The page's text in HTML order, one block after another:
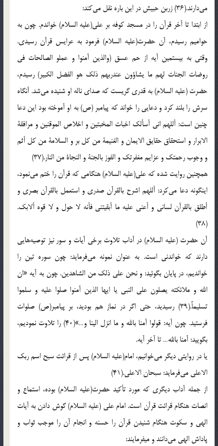
مي‌دارند.(36) زربن‌ حبيش‌ در اين‌ باره‌ نقل‌ مي‌كند:
از ابتدا تا آخر قرآن‌ را در مسجد كوفه‌ بر علي‌(علیه السلام) خواندم‌. چون‌ به‌
حواميم‌ رسيدم‌، آن‌ حضرت‌(علیه السلام) فرمود به‌ عرايس‌ قرآن‌ رسيدي‌.
وقتي‌ به‌ بيستمين‌ آيه‌ از حم‌ عسق‌ (والذين‌ آمنوا و عملو الصالحات‌ في‌
روضات‌ الجنات‌ لهم‌ ما يشاؤون‌ عندربهم‌ ذلك‌ هو الفضل‌ الكبير) رسيدم‌،
حضرت‌ (علیه السلام) به‌ قدري‌ گريست‌ كه‌ صداي‌ ناله‌ او شنيده‌ مي‌شد. آنگاه‌
سرش‌ را بلند كرد و دعايي‌ را خواند كه‌ پيامبر (ص‌) به‌ او آموخته‌ بود اين‌ دعا
چنين‌ است‌: أللهم‌ اني‌ أسألك‌ اخبات‌ المخبتين‌ و اخلاص‌ الموقنين‌ و مرافقة‌
الابرار و استحقاق‌ حقايق‌ الايمان‌ و الغنيمة‌ من‌ كل‌ بر و السلامة‌ من‌ كل‌ أثم‌
و وجوب‌ رحمتك‌ و عزايم‌ مغفرتك‌ و الفوز بالجنة‌ و النجاة‌ من‌ النار.(37)
همچنين‌ روايت‌ شده‌ كه‌ علي‌(علیه السلام) هنگامي‌ كه‌ قرآن‌ را ختم‌ مي‌نمود،
اينگونه‌ دعا مي‌كرد: أللهم‌ اشرح‌ بالقرآن‌ صدري‌ و استعمل‌ بالقرآن‌ بصري‌ و
أطلق‌ بالقرآن‌ لساني‌ و أعني‌ عليه‌ ما أبقيتني‌ فأنه‌ لا حول‌ و لا قوه‌ ألابك‌.
(38)
آن‌ حضرت‌ (علیه السلام) در آداب‌ تلاوت‌ برخي‌ آيات‌ و سور نيز توصيه‌هايي‌
دارند كه‌ خواندني‌ است‌. به‌ عنوان‌ نمونه‌ مي‌فرمايد: چون‌ سوره‌ تين‌ را
خوانديم‌، در پايان‌ بگوئيد: و نحن‌ علي‌ ذلك‌ من‌ الشاهدين‌. چون‌ به‌ آيه‌ «ان‌
الله‌ و ملائكته‌ يصلون‌ علي‌ النبي‌ يا ايها الذين‌ آمنوا صلوا عليه‌ و سلموا
تسليماً.(39) رسيديد، حتي‌ اگر در نماز هم‌ بوديد، بر پيامبر(ص‌) صلوات‌
فرستيد. چون‌ آيه‌: قولوا آمنا بالله‌ و ما انزل‌ الينا و…»(40) را تلاوت‌ نموديم‌،
بگوييد: آمنا بالله‌… تا آخر آيه‌.
يا در روايتي‌ ديگر مي‌خوانيم‌، امام‌(علیه السلام) پس‌ از قرائت‌ سبح‌ اسم‌ ربك‌
الاعلي‌ مي‌فرمايد: سبحان‌ الاعلي‌.(41)
از جمله‌ آداب‌ ديگري‌ كه‌ مورد تأكيد حضرت‌(علیه السلام) بوده‌، استماع‌ و
انصات‌ هنگام‌ قرائت‌ قرآن‌ است‌. امام‌ علي‌ (علیه السلام) گوش‌ دادن‌ به‌ آيات‌
الهي‌ و سكوت‌ هنگام‌ شنيدن‌ قرآن‌ را حسنه‌ و انجام‌ آن‌ را موجب‌ ثواب‌ و
پاداش‌ الهي‌ مي‌دانند و ميفرمايند: